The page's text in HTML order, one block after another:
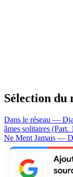
Sélection du
Dans le réseau —
âmes solitaires
Ne Ment Jamais —